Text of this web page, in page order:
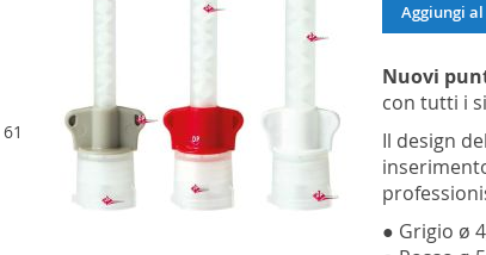
Aggiungi
Nuovi
con tutti i
Il design
● Grigio ø
61